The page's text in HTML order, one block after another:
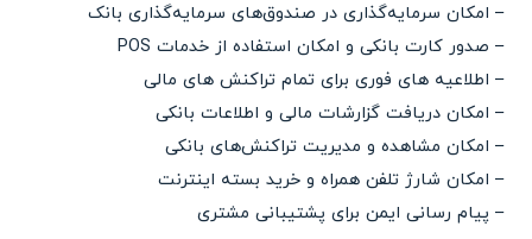
– امکان سرمایه‌گذاری در صندوق‌های سرمایه‌گذاری بانک
– صدور کارت بانکی و امکان استفاده از خدمات POS
– اطلاعیه های فوری برای تمام تراکنش های مالی
– امکان دریافت گزارشات مالی و اطلاعات بانکی
– امکان مشاهده و مدیریت تراکنش‌های بانکی
– امکان شارژ تلفن همراه و خرید بسته اینترنت
– پیام رسانی ایمن برای پشتیبانی مشتری